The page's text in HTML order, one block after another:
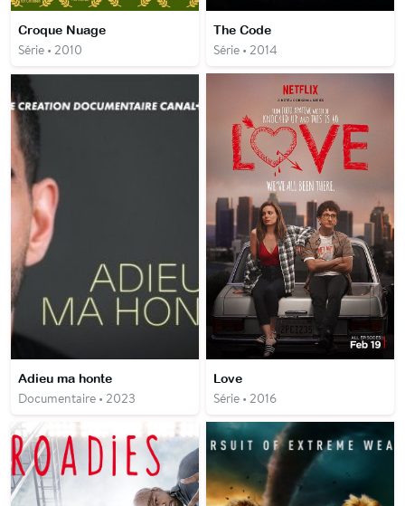
Croque Nuage
Série • 2010
The Code
Série • 2014
Adieu ma honte
Documentaire • 2023
Love
Série • 2016